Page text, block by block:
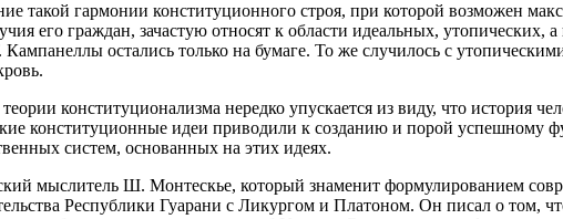
такой гармонии конституционного строя, при которой возможен
его граждан, зачастую относят к области идеальных,
остались только на бумаге. То же случилось с
конституционализма нередко упускается из виду, что история
конституционные идеи приводили к созданию и порой успешному
систем, основанных на этих идеях.
мыслитель Ш. Монтескье, который знаменит формулированием
Республики Гуарани с Ликургом и Платоном. Он писал о том,